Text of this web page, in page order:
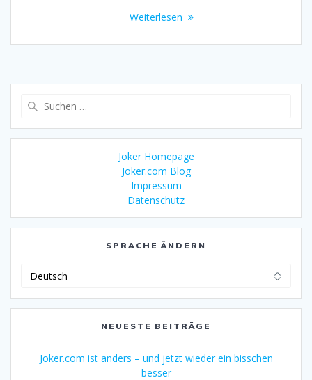
Weiterlesen
Joker Homepage
Joker.com Blog
Impressum
Datenschutz
SPRACHE ÄNDERN
NEUESTE BEITRÄGE
Joker.com ist anders – und jetzt wieder ein bisschen
besser